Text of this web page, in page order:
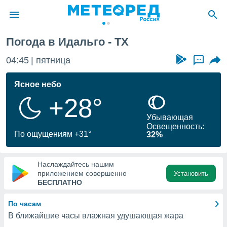
о
Вы можете
к этому
доступ
Погода в Идальго - TX
04:45 пятница ...
Ясное небо
+28°
По ощущениям +31°
Убывающая
Освещенность:
32%
Наслаждайтесь нашим
приложением совершенно
БЕСПЛАТНО
Установить
По часам
В ближайшие часы влажная удушающая жара